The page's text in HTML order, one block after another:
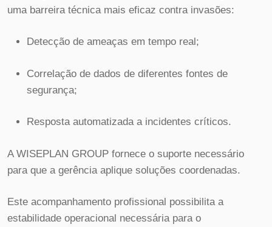
uma barreira técnica mais eficaz contra invasões:
Detecção de ameaças em tempo real;
Correlação de dados de diferentes fontes de
segurança;
Resposta automatizada a incidentes críticos.
A WISEPLAN GROUP fornece o suporte necessário
para que a gerência aplique soluções coordenadas.
Este acompanhamento profissional possibilita a
estabilidade operacional necessária para o